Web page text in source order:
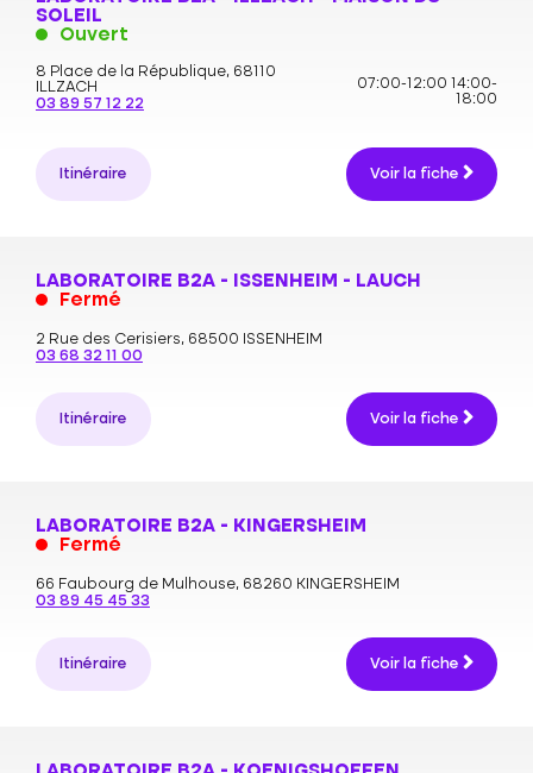
SOLEIL
Ouvert
8 Place de la République, 68110
ILLZACH
03 89 57 12 22
07:00-12:00
14:00-
18:00
Itinéraire Voir la fiche
LABORATOIRE B2A - ISSENHEIM - LAUCH
Fermé
2 Rue des Cerisiers, 68500 ISSENHEIM
03 68 32 11 00
Itinéraire Voir la fiche
LABORATOIRE B2A - KINGERSHEIM
Fermé
66 Faubourg de Mulhouse, 68260 KINGERSHEIM
03 89 45 45 33
Itinéraire Voir la fiche